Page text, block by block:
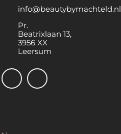
info@beautybymachteld.nl
Pr.
Beatrixlaan 13,
3956 XX
Leersum